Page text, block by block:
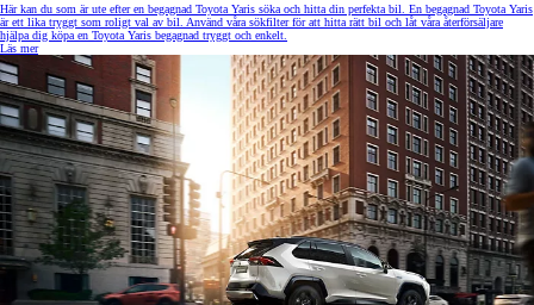
Här kan du som är ute efter en begagnad Toyota Yaris söka och hitta din perfekta bil. En begagnad Toyota Yaris
är ett lika tryggt som roligt val av bil. Använd våra sökfilter för att hitta rätt bil och låt våra återförsäljare
hjälpa dig köpa en Toyota Yaris begagnad tryggt och enkelt.
Läs mer